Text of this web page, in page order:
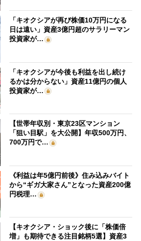
「キオクシアが再び株価10万円になる
日は遠い」資産3億円超のサラリーマン
投資家が…
「キオクシアが今後も利益を出し続け
るかは分からない」資産11億円の個人
投資家が…
【世帯年収別・東京23区マンション
「狙い目駅」を大公開】年収500万円、
700万円で…
《利益は年5億円前後》住み込みバイト
から“ギガ大家さん”となった資産200億
円税理…
【キオクシア・ショック後に「株価倍
増」も期待できる注目銘柄5選】資産3